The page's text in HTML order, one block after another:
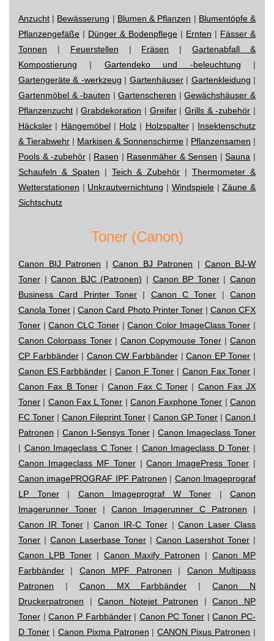
Anzucht | Bewässerung | Blumen & Pflanzen | Blumentöpfe &
Pflanzengefäße | Dünger & Bodenpflege | Ernten | Fässer &
Tonnen | Feuerstellen | Fräsen |Gartenabfall &
Kompostierung | Gartendeko und -beleuchtung |
Gartengeräte & -werkzeug | Gartenhäuser| Gartenkleidung |
Gartenmöbel & -bauten |Gartenscheren |Gewächshäuser &
Pflanzenzucht |Grabdekoration | Greifer|Grills & -zubehör |
Häcksler | Hängemöbel| Holz | Holzspalter| Insektenschutz
& Tierabwehr | Markisen & Sonnenschirme | Pflanzensamen |
Pools & -zubehör | Rasen | Rasenmäher & Sensen |Sauna |
Schaufeln & Spaten | Teich & Zubehör |Thermometer &
Wetterstationen | Unkrautvernichtung | Windspiele|Zäune &
Sichtschutz
Toner (Canon)
Canon BIJ Patronen |Canon BJ Patronen | Canon BJ-W
Toner |Canon BJC (Patronen) | Canon BP Toner|Canon
Business Card Printer Toner | Canon C Toner |Canon
Canola Toner |Canon Card Photo Printer Toner| Canon CFX
Toner |Canon CLC Toner|Canon Color ImageClass Toner |
Canon Colorpass Toner| Canon Copymouse Toner| Canon
CP Farbbänder| Canon CW Farbbänder |Canon EP Toner |
Canon ES Farbbänder | Canon F Toner | Canon Fax Toner |
Canon Fax B Toner|Canon Fax C Toner | Canon Fax JX
Toner | Canon Fax L Toner | Canon Faxphone Toner |Canon
FC Toner | Canon Fileprint Toner | Canon GP Toner | Canon I
Patronen | Canon I-Sensys Toner|Canon Imageclass Toner
| Canon Imageclass C Toner | Canon Imageclass D Toner |
Canon Imageclass MF Toner|Canon ImagePress Toner |
Canon imagePROGRAF IPF Patronen | Canon Imageprograf
LP Toner| Canon Imageprograf W Toner | Canon
Imagerunner Toner | Canon Imagerunner C Patronen |
Canon IR Toner|Canon IR-C Toner|Canon Laser Class
Toner | Canon Laserbase Toner | Canon Lasershot Toner |
Canon LPB Toner | Canon Maxify Patronen | Canon MP
Farbbänder | Canon MPF Patronen | Canon Multipass
Patronen | Canon MX Farbbänder |Canon N
Druckerpatronen |Canon Notejet Patronen |Canon NP
Toner |Canon P Farbbänder| Canon PC Toner |Canon PC-
D Toner| Canon Pixma Patronen |CANON Pixus Patronen |